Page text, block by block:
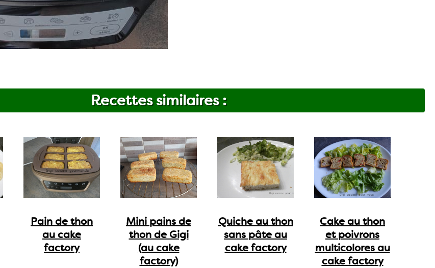
Recettes similaires :
Pain de thon
au cake
factory
Mini pains de
thon de Gigi
(au cake
factory)
Quiche au thon
sans pâte au
cake factory
Cake au thon
et poivrons
multicolores au
cake factory